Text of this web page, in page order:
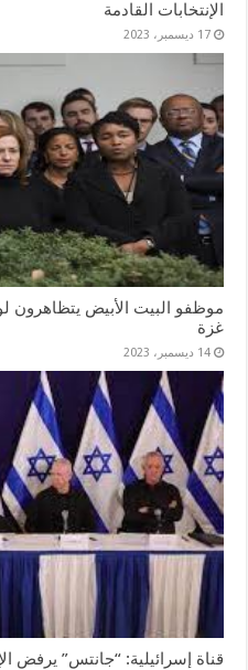
الإنتخابات القادمة
17 ديسمبر، 2023
موظفو البيت الأبيض يتظاهرون
غزة
14 ديسمبر، 2023
قناة إسرائيلية: “جانتس” يرفض